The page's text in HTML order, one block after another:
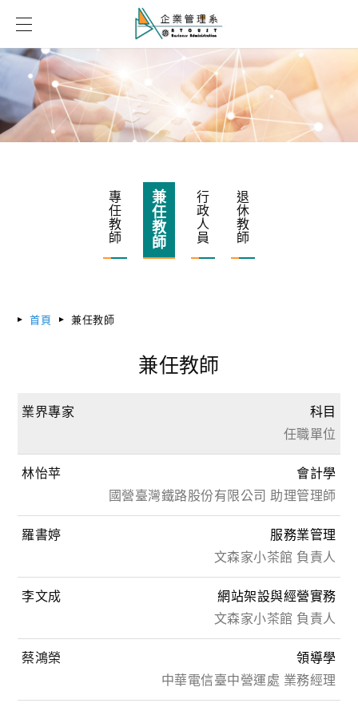
專
任
教
師
兼
任
教
師
行
政
人
員
退
休
教
師
首頁 兼任教師
兼任教師
科目
業界專家
任職單位
會計學
林怡苹
國營臺灣鐵路股份有限公司 助理管理師
服務業管理
羅書婷
文森家小茶館 負責人
網站架設與經營實務
李文成
文森家小茶館 負責人
領導學
蔡鴻榮
中華電信臺中營運處 業務經理